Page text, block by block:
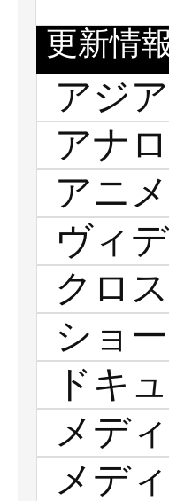
更新情報
アジ
アナ
アニ
ヴィ
クロ
ショ
ドキ
メデ
メデ